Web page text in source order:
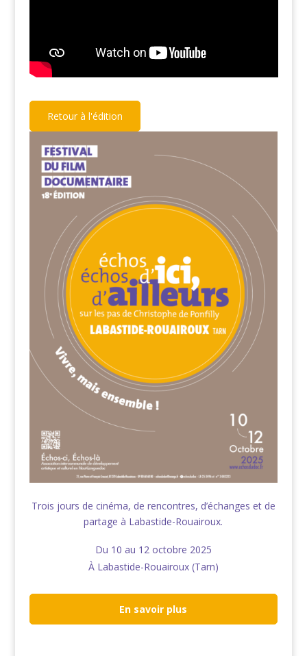
Retour à l'édition
Trois jours de cinéma, de rencontres, d’échanges et de
partage à Labastide-Rouairoux.
Du 10 au 12 octobre 2025
À Labastide-Rouairoux (Tarn)
En savoir plus